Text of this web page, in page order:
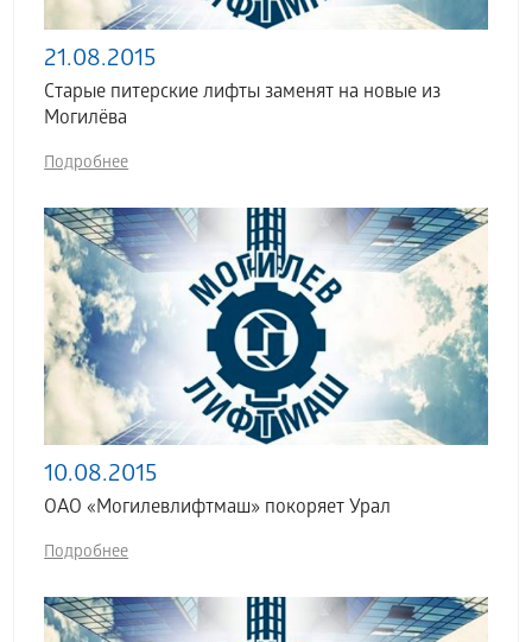
21.08.2015
Старые питерские лифты заменят на новые из
Могилёва
Подробнее
10.08.2015
ОАО «Могилевлифтмаш» покоряет Урал
Подробнее